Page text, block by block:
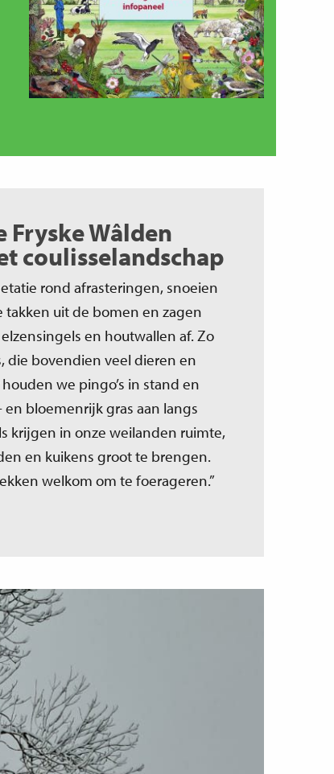
Fryske Wâlden
coulisselandschap
rond afrasteringen, snoeien
uit de bomen en zagen
en houtwallen af. Zo
die bovendien veel dieren en
we pingo’s in stand en
bloemenrijk gras aan langs
krijgen in onze weilanden ruimte,
en kuikens groot te brengen.
welkom om te foerageren.”